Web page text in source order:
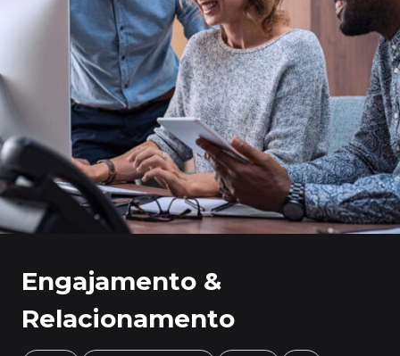
Engajamento &
Relacionamento